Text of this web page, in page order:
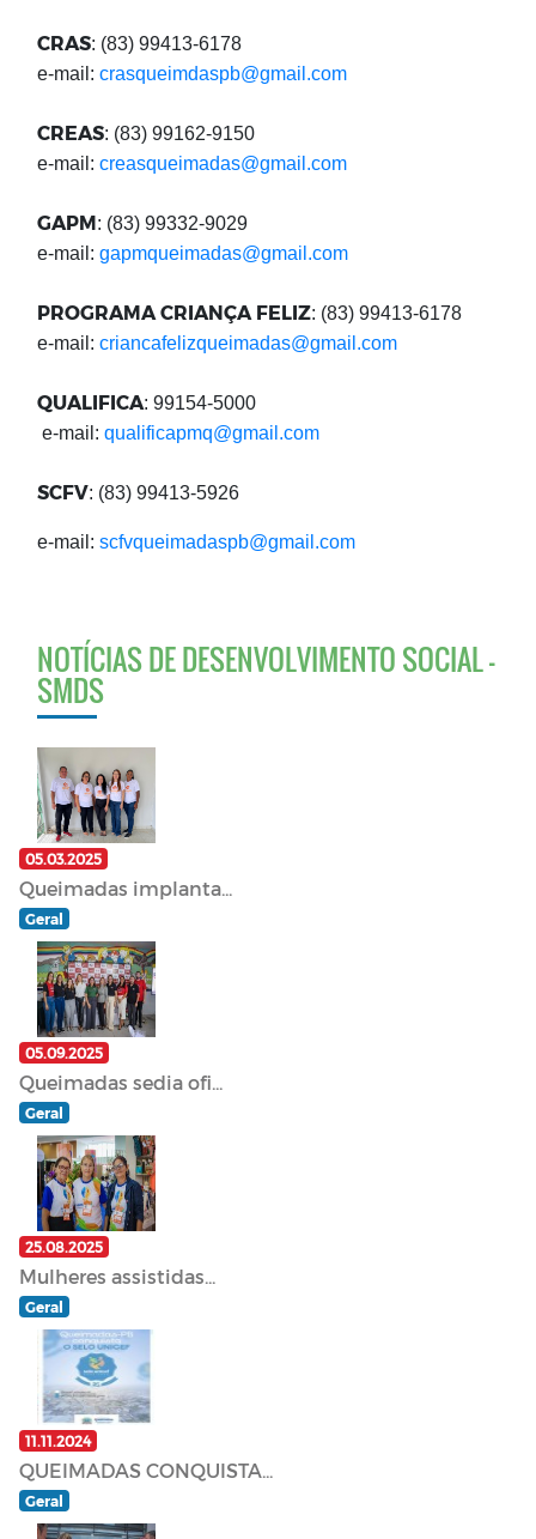
CRAS: (83) 99413-6178
e-mail: crasqueimdaspb@gmail.com
CREAS: (83) 99162-9150
e-mail: creasqueimadas@gmail.com
GAPM: (83) 99332-9029
e-mail: gapmqueimadas@gmail.com
PROGRAMA CRIANÇA FELIZ: (83) 99413-6178
e-mail: criancafelizqueimadas@gmail.com
QUALIFICA: 99154-5000
e-mail: qualificapmq@gmail.com
SCFV: (83) 99413-5926
e-mail: scfvqueimadaspb@gmail.com
NOTÍCIAS DE DESENVOLVIMENTO SOCIAL -
SMDS
05.03.2025
Queimadas implanta...
Geral
05.09.2025
Queimadas sedia ofi...
Geral
25.08.2025
Mulheres assistidas...
Geral
11.11.2024
QUEIMADAS CONQUISTA...
Geral